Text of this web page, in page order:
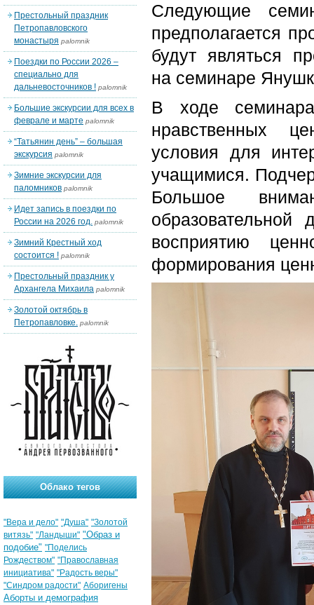
Следующие
предполагается
будут являться
на семинаре
В ходе
нравственных
условия для
учащимися.
Большое
образовательной
восприятию
формирования
Престольный праздник
Петропавловского
монастыря palomnik
Поездки по России 2026 –
специально для
дальневосточников ! palomnik
Большие экскурсии для всех в
феврале и марте palomnik
“Татьянин день” – большая
экскурсия palomnik
Зимние экскурсии для
паломников palomnik
Идет запись в поездки по
России на 2026 год. palomnik
Зимний Крестный ход
состоится ! palomnik
Престольный праздник у
Архангела Михаила palomnik
Золотой октябрь в
Петропавловке. palomnik
Облако тегов
"Вера и дело" "Душа" "Золотой
витязь" "Ландыши" "Образ и
подобие" "Поделись
Рождеством" "Православная
инициатива" "Радость веры"
"Синдром радости" Аборигены
Аборты и демография